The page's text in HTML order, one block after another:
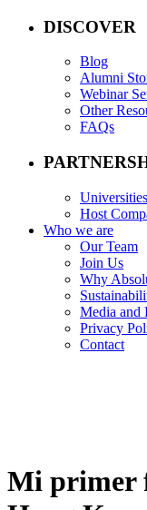
DISCOVER
Blog
Alumni
Webinar
Other
FAQs
Universities
Host
Who we are
Our Team
Join Us
Why
Media and
Privacy
Contact
Mi primer